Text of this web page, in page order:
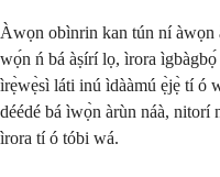
Àwọn obìnrin kan tún ní àwọn
wọ́n ń bá àṣírí lọ, ìrora
ìrẹ̀wẹ̀sì láti inú ìdààmú ẹ̀jẹ̀ tí ó
déédé bá ìwọ̀n àrùn náà, nitorí
ìrora tí ó tóbi wá.